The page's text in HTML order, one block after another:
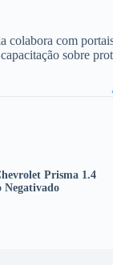
colabora com
capacitação sobre
Prisma 1.4
Negativado